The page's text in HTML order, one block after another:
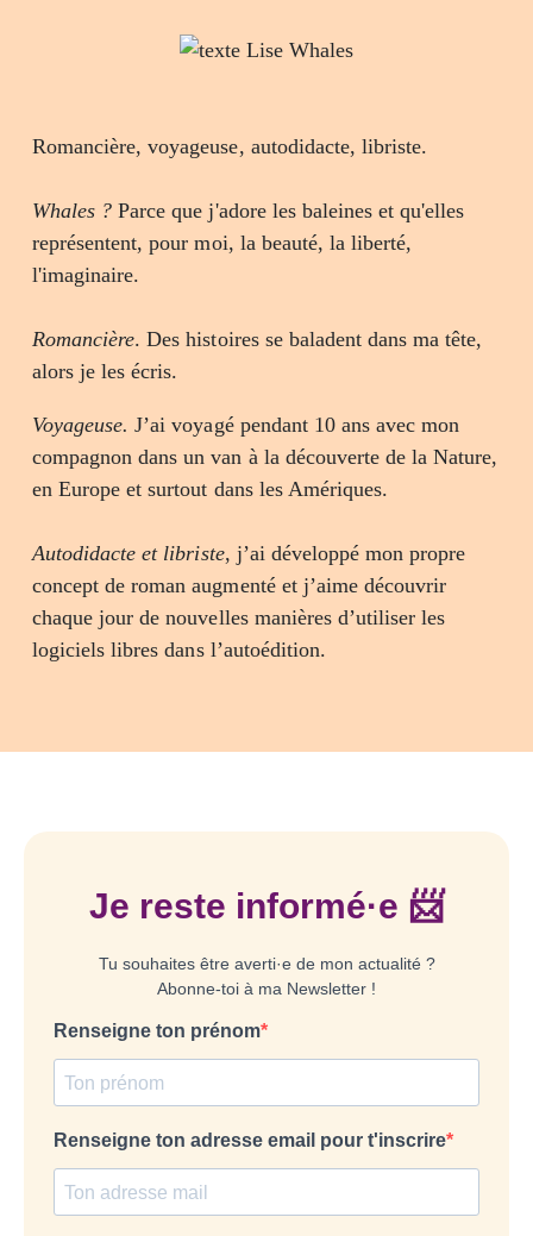
Romancière, voyageuse, autodidacte, libriste.
Whales ? Parce que j'adore les baleines et qu'elles
représentent, pour moi, la beauté, la liberté,
l'imaginaire.
Romancière. Des histoires se baladent dans ma tête,
alors je les écris.
Voyageuse. J’ai voyagé pendant 10 ans avec mon
compagnon dans un van à la découverte de la Nature,
en Europe et surtout dans les Amériques.
Autodidacte et libriste, j’ai développé mon propre
concept de roman augmenté et j’aime découvrir
chaque jour de nouvelles manières d’utiliser les
logiciels libres dans l’autoédition.